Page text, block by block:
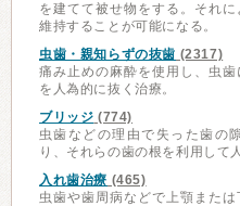
を建てて被せ物をする。それ
維持することが可能になる。
虫歯・親知らずの抜歯 (2317)
痛み止めの麻酔を使用し、虫歯
を人為的に抜く治療。
ブリッジ (774)
虫歯などの理由で失った歯の
り、それらの歯の根を利用して
入れ歯治療 (465)
虫歯や歯周病などで上顎また